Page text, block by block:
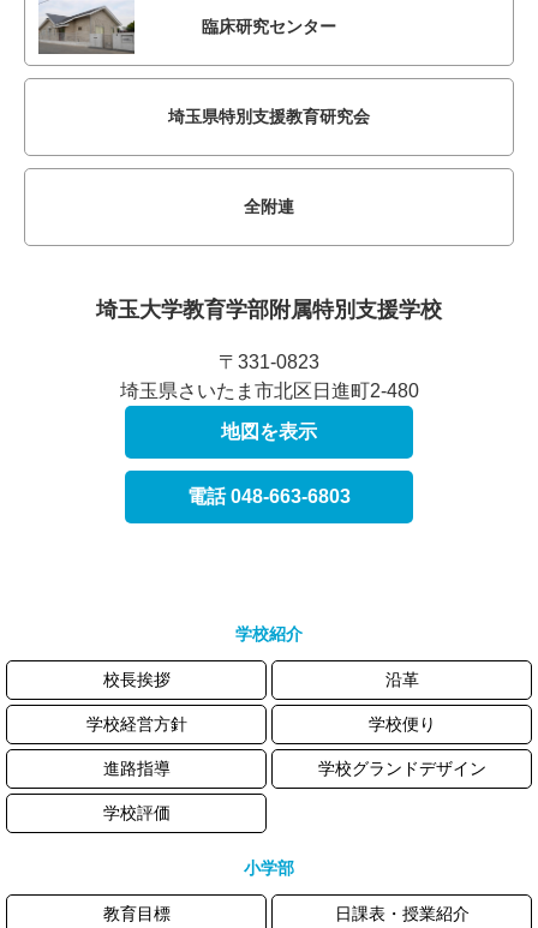
臨床研究センター
埼玉県特別支援教育研究会
全附連
埼玉大学教育学部附属特別支援学校
〒331-0823
埼玉県さいたま市北区日進町2-480
地図を表示
電話 048-663-6803
学校紹介
校長挨拶 沿革
学校経営方針 学校便り
進路指導 学校グランドデザイン
学校評価
小学部
教育目標 日課表・授業紹介